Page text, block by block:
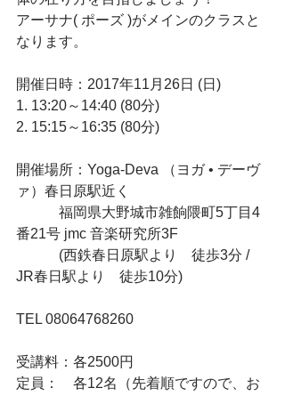
アーサナ( ポーズ )がメインのクラスと
なります。
開催日時：2017年11月26日 (日)
1. 13:20～14:40 (80分)
2. 15:15～16:35 (80分)
開催場所：Yoga-Deva （ヨガ • デーヴ
ァ）春日原駅近く
福岡県大野城市雑餉隈町5丁目4
番21号 jmc 音楽研究所3F
(西鉄春日原駅より　徒歩3分 /
JR春日駅より　徒歩10分)
TEL 08064768260
受講料：各2500円
定員：　各12名（先着順ですので、お